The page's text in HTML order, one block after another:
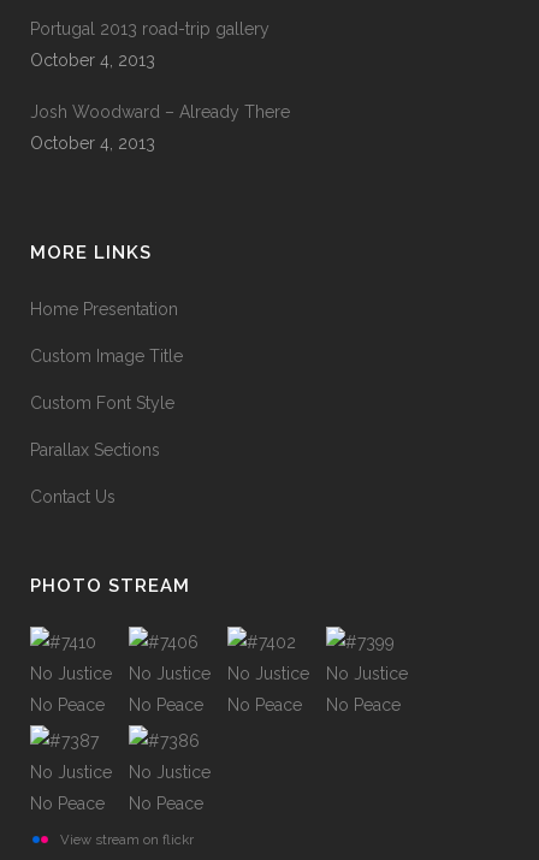
Portugal 2013 road-trip gallery
October 4, 2013
Josh Woodward – Already There
October 4, 2013
MORE LINKS
Home Presentation
Custom Image Title
Custom Font Style
Parallax Sections
Contact Us
PHOTO STREAM
View stream on flickr